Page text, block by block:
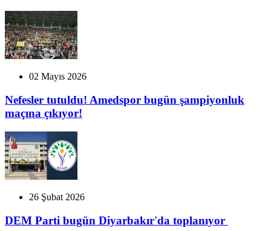
02 Mayıs 2026
Nefesler tutuldu! Amedspor bugün şampiyonluk
maçına çıkıyor!
26 Şubat 2026
DEM Parti bugün Diyarbakır'da toplanıyor